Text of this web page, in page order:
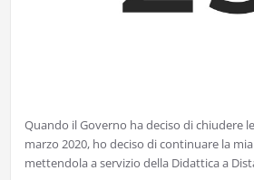
Quando il Governo ha deciso di chiudere
marzo 2020, ho deciso di continuare la
mettendola a servizio della Didattica a